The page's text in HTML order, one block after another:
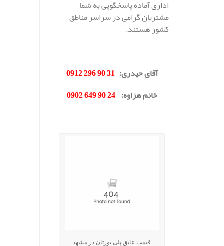
اداری آماده پاسخگویی به شما
مشتریان گرامی در سراسر مناطق
کشور هستند.
آقای حیدری:
31 90 296 0912
خانم هزاوه:
24 90 649 0902
قیمت عایق پلی یورتان در مشهد